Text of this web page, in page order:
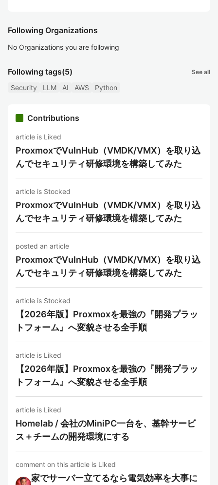
Following Organizations
No Organizations you are following
Following tags(5) See all
Security LLM AI AWS Python
Contributions
article is Liked
ProxmoxでVulnHub（VMDK/VMX）を取り込
んでセキュリティ研修環境を構築してみた
article is Stocked
ProxmoxでVulnHub（VMDK/VMX）を取り込
んでセキュリティ研修環境を構築してみた
posted an article
ProxmoxでVulnHub（VMDK/VMX）を取り込
んでセキュリティ研修環境を構築してみた
article is Stocked
【2026年版】Proxmoxを最強の『開発プラッ
トフォーム』へ変貌させる全手順
article is Liked
【2026年版】Proxmoxを最強の『開発プラッ
トフォーム』へ変貌させる全手順
article is Liked
Homelab / 会社のMiniPC一台を、基幹サービ
ス＋チームの開発環境にする
comment on this article is Liked
家でサーバー立てるなら電気効率を大事に